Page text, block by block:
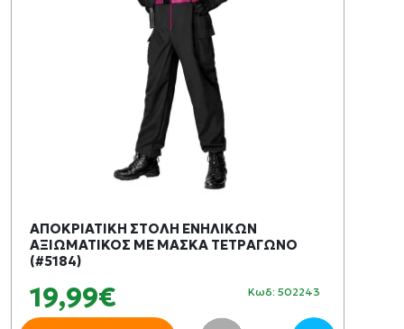
ΑΠΟΚΡΙΑΤΙΚΗ ΣΤΟΛΗ ΕΝΗΛΙΚΩΝ
ΑΞΙΩΜΑΤΙΚΟΣ ΜΕ ΜΑΣΚΑ ΤΕΤΡΑΓΩΝΟ
(#5184)
19,99€ Κωδ: 502243